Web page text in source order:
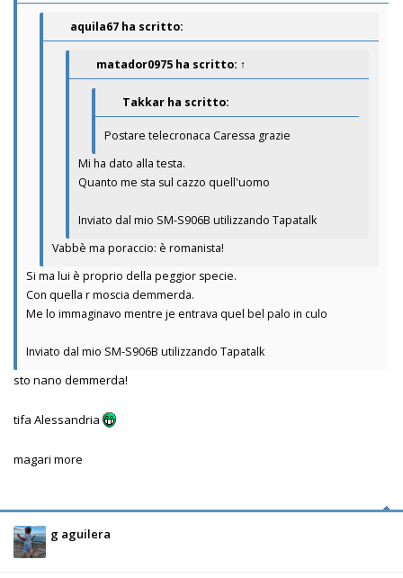
aquila67 ha scritto:
matador0975 ha scritto: ↑
Takkar ha scritto:
Postare telecronaca Caressa grazie
Mi ha dato alla testa.
Quanto me sta sul cazzo quell'uomo
Inviato dal mio SM-S906B utilizzando Tapatalk
Vabbè ma poraccio: è romanista!
Si ma lui è proprio della peggior specie.
Con quella r moscia demmerda.
Me lo immaginavo mentre je entrava quel bel palo in culo
Inviato dal mio SM-S906B utilizzando Tapatalk
sto nano demmerda!
tifa Alessandria
magari more
g aguilera